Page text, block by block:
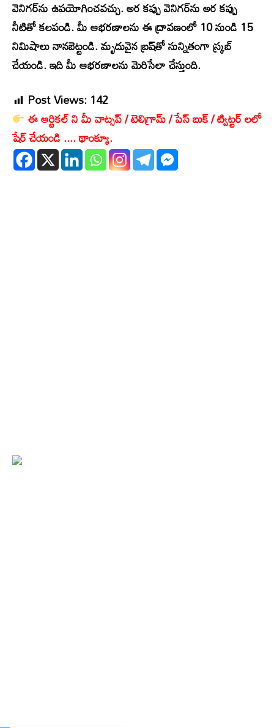
వెనిగర్‌ను ఉపయోగించవచ్చు. అర కప్పు వెనిగర్‌ను అర కప్పు
నీటితో కలపండి. మీ ఆభరణాలను ఈ ద్రావణంలో 10 నుండి 15
నిమిషాలు నానబెట్టండి. మృదువైన బ్రష్‌తో సున్నితంగా స్క్రబ్
చేయండి. ఇది మీ ఆభరణాలను మెరిసేలా చేస్తుంది.
Post Views:142
ఈ ఆర్టికల్ ని మీ వాట్సప్ / టెలిగ్రామ్ / పేస్ బుక్ / ట్విట్టర్ లలో
షేర్ చేయండి .... థాంక్యూ.